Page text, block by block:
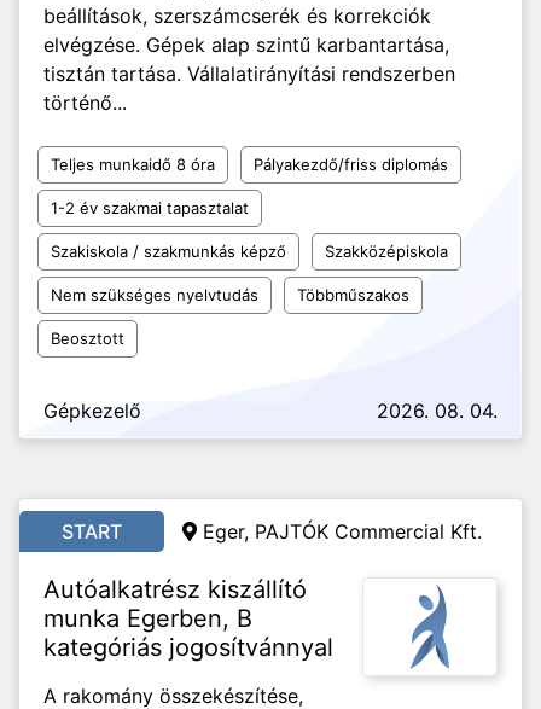
beállítások, szerszámcserék és korrekciók
elvégzése. Gépek alap szintű karbantartása,
tisztán tartása. Vállalatirányítási rendszerben
történő...
Teljes munkaidő 8 óra Pályakezdő/friss diplomás
1-2 év szakmai tapasztalat
Szakiskola / szakmunkás képző Szakközépiskola
Nem szükséges nyelvtudás Többműszakos
Beosztott
Gépkezelő 2026. 08. 04.
START Eger, PAJTÓK Commercial Kft.
Autóalkatrész kiszállító
munka Egerben, B
kategóriás jogosítvánnyal
A rakomány összekészítése,